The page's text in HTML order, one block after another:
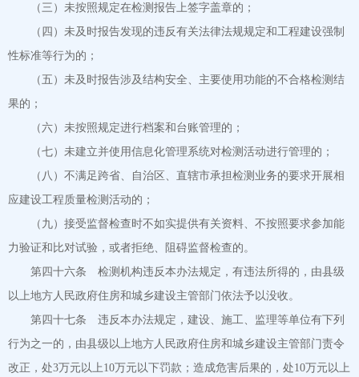
（三）未按照规定在检测报告上签字盖章的；
（四）未及时报告发现的违反有关法律法规规定和工程建设强制
性标准等行为的；
（五）未及时报告涉及结构安全、主要使用功能的不合格检测结
果的；
（六）未按照规定进行档案和台账管理的；
（七）未建立并使用信息化管理系统对检测活动进行管理的；
（八）不满足跨省、自治区、直辖市承担检测业务的要求开展相
应建设工程质量检测活动的；
（九）接受监督检查时不如实提供有关资料、不按照要求参加能
力验证和比对试验，或者拒绝、阻碍监督检查的。
第四十六条 检测机构违反本办法规定，有违法所得的，由县级
以上地方人民政府住房和城乡建设主管部门依法予以没收。
第四十七条 违反本办法规定，建设、施工、监理等单位有下列
行为之一的，由县级以上地方人民政府住房和城乡建设主管部门责令
改正，处3万元以上10万元以下罚款；造成危害后果的，处10万元以上